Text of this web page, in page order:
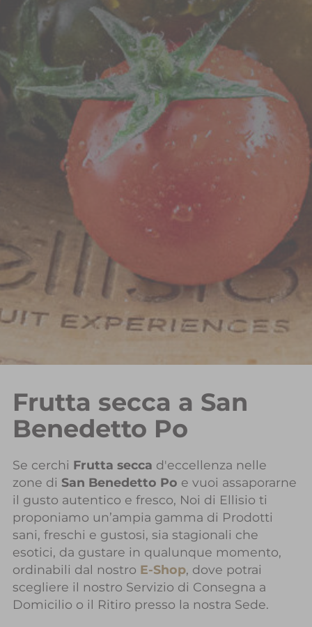
Frutta secca a San
Benedetto Po
Se cerchi Frutta secca d'eccellenza nelle
zone di San Benedetto Po e vuoi assaporarne
il gusto autentico e fresco, Noi di Ellisio ti
proponiamo un’ampia gamma di Prodotti
sani, freschi e gustosi, sia stagionali che
esotici, da gustare in qualunque momento,
ordinabili dal nostro E-Shop, dove potrai
scegliere il nostro Servizio di Consegna a
Domicilio o il Ritiro presso la nostra Sede.